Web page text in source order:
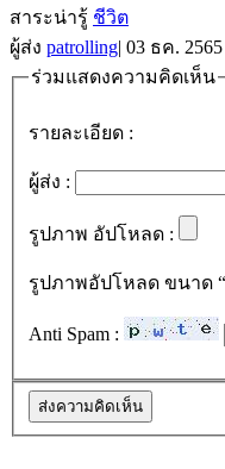
สาระน่ารู้ ชีวิต
ผู้ส่ง patrolling| 03 ธค.
ร่วมแสดงความคิดเห็น
รายละเอียด :
ผู้ส่ง :
รูปภาพ อัปโหลด :
รูปภาพอัปโหลด ขนาด
Anti Spam :